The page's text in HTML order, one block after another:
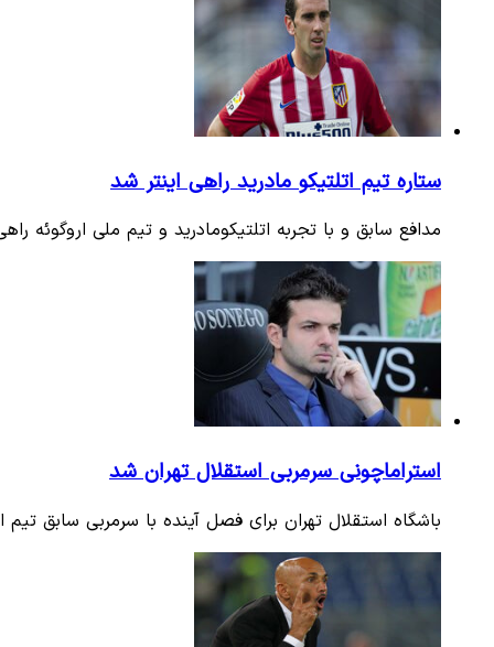
ستاره تیم اتلتیکو مادرید راهی اینتر شد
مدافع سابق و با تجربه اتلتیکومادرید و تیم ملی اروگوئه
استراماچونی سرمربی استقلال تهران شد
باشگاه استقلال تهران برای فصل آینده با سرمربی سابق تیم